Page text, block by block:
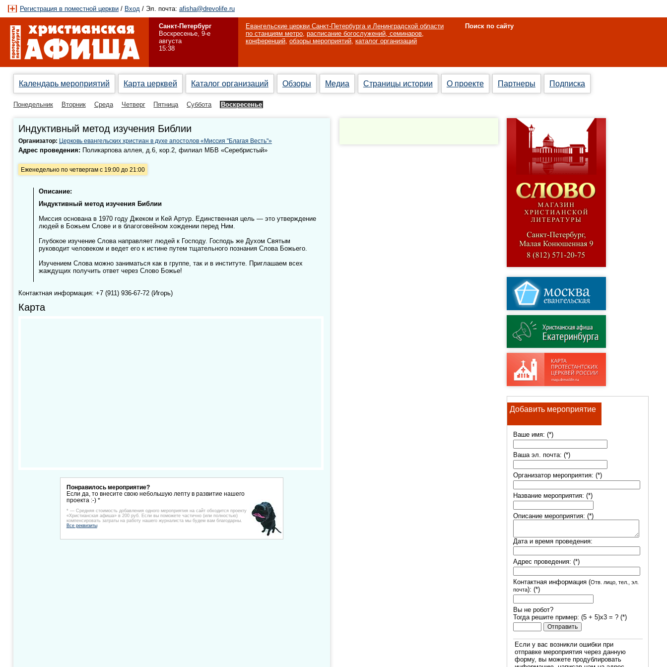
Регистрация в поместной церкви / Вход / Эл. почта: afisha@drevolife.ru
Санкт-Петербург
Воскресенье, 9-е
августа
15:38
Евангельские церкви Санкт-Петербурга и Ленинградской области
по станциям метро, расписание богослужений, семинаров,
конференций, обзоры мероприятий, каталог организаций
Поиск по сайту
Календарь мероприятий Карта церквей Каталог организаций Обзоры Медиа Страницы истории О проекте Партнеры Подписка
Понедельник Вторник Среда Четверг Пятница Суббота Воскресенье
Индуктивный метод изучения Библии
Организатор: Церковь евангельских христиан в духе апостолов «Миссия "Благая Весть"»
Адрес проведения: Поликарпова аллея, д.6, кор.2, филиал МБВ «Серебристый»
Еженедельно по четвергам с 19:00 до 21:00
Описание:
Индуктивный метод изучения Библии
Миссия основана в 1970 году Джеком и Кей Артур. Единственная цель — это утверждение
людей в Божьем Слове и в благоговейном хождении перед Ним.
Глубокое изучение Слова направляет людей к Господу. Господь же Духом Святым
руководит человеком и ведет его к истине путем тщательного познания Слова Божьего.
Изучением Слова можно заниматься как в группе, так и в институте. Приглашаем всех
жаждущих получить ответ через Слово Божье!
Контактная информация: +7 (911) 936-67-72 (Игорь)
Карта
Понравилось мероприятие?
Если да, то внесите свою небольшую лепту в развитие нашего
проекта :-) *
* — Средняя стоимость добавления одного мероприятия на сайт обходится проекту
«Христианская афиша» в 200 руб. Если вы поможете частично (или полностью)
компенсировать затраты на работу нашего журналиста мы будем вам благодарны.
Все реквизиты
Добавить мероприятие
Ваше имя: (*)
Ваша эл. почта: (*)
Организатор мероприятия: (*)
Название мероприятия: (*)
Описание мероприятия: (*)
Дата и время проведения:
Адрес проведения: (*)
Контактная информация (Отв. лицо, тел., эл.
почта): (*)
Вы не робот?
Тогда решите пример: (5 + 5)х3 = ? (*)
Если у вас возникли ошибки при
отправке мероприятия через данную
форму, вы можете продублировать